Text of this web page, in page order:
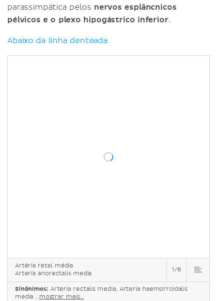
parassimpática pelos nervos esplâncnicos
pélvicos e o plexo hipogástrico inferior.
Abaixo da linha denteada
Artéria retal média
Arteria anorectalis media
1/6
Sinônimos: Arteria rectalis media, Arteria haemorroidalis
media , mostrar mais...